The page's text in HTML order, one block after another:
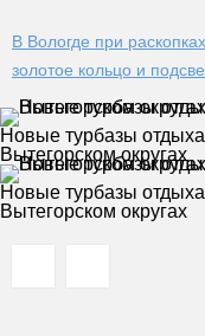
В Вологде при
золотое кольцо и
Новые турбазы
Вытегорском округах
Новые турбазы
Вытегорском округах